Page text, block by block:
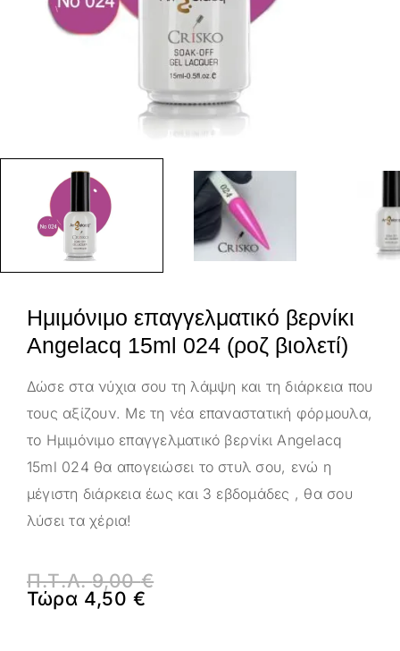
Ημιμόνιμο επαγγελματικό βερνίκι
Angelacq 15ml 024 (ροζ βιολετί)
Δώσε στα νύχια σου τη λάμψη και τη διάρκεια που
τους αξίζουν. Με τη νέα επαναστατική φόρμουλα,
το Ημιμόνιμο επαγγελματικό βερνίκι Angelacq
15ml 024 θα απογειώσει το στυλ σου, ενώ η
μέγιστη διάρκεια έως και 3 εβδομάδες , θα σου
λύσει τα χέρια!
Π.Τ.Λ.9,00€
Τώρα 4,50€